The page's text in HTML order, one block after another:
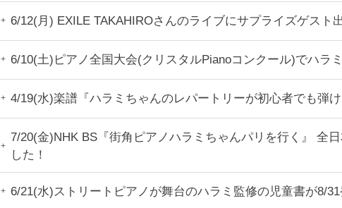
6/12(月) EXILE TAKAHIROさんのライブにサプライズゲスト
6/10(土)ピアノ全国大会(クリスタルPianoコンクール)でハラ
4/19(水)楽譜『ハラミちゃんのレパートリーが初心者でも弾
7/20(金)NHK BS『街角ピアノハラミちゃんパリを行く』 全
した！
6/21(水)ストリートピアノが舞台のハラミ監修の児童書が8/